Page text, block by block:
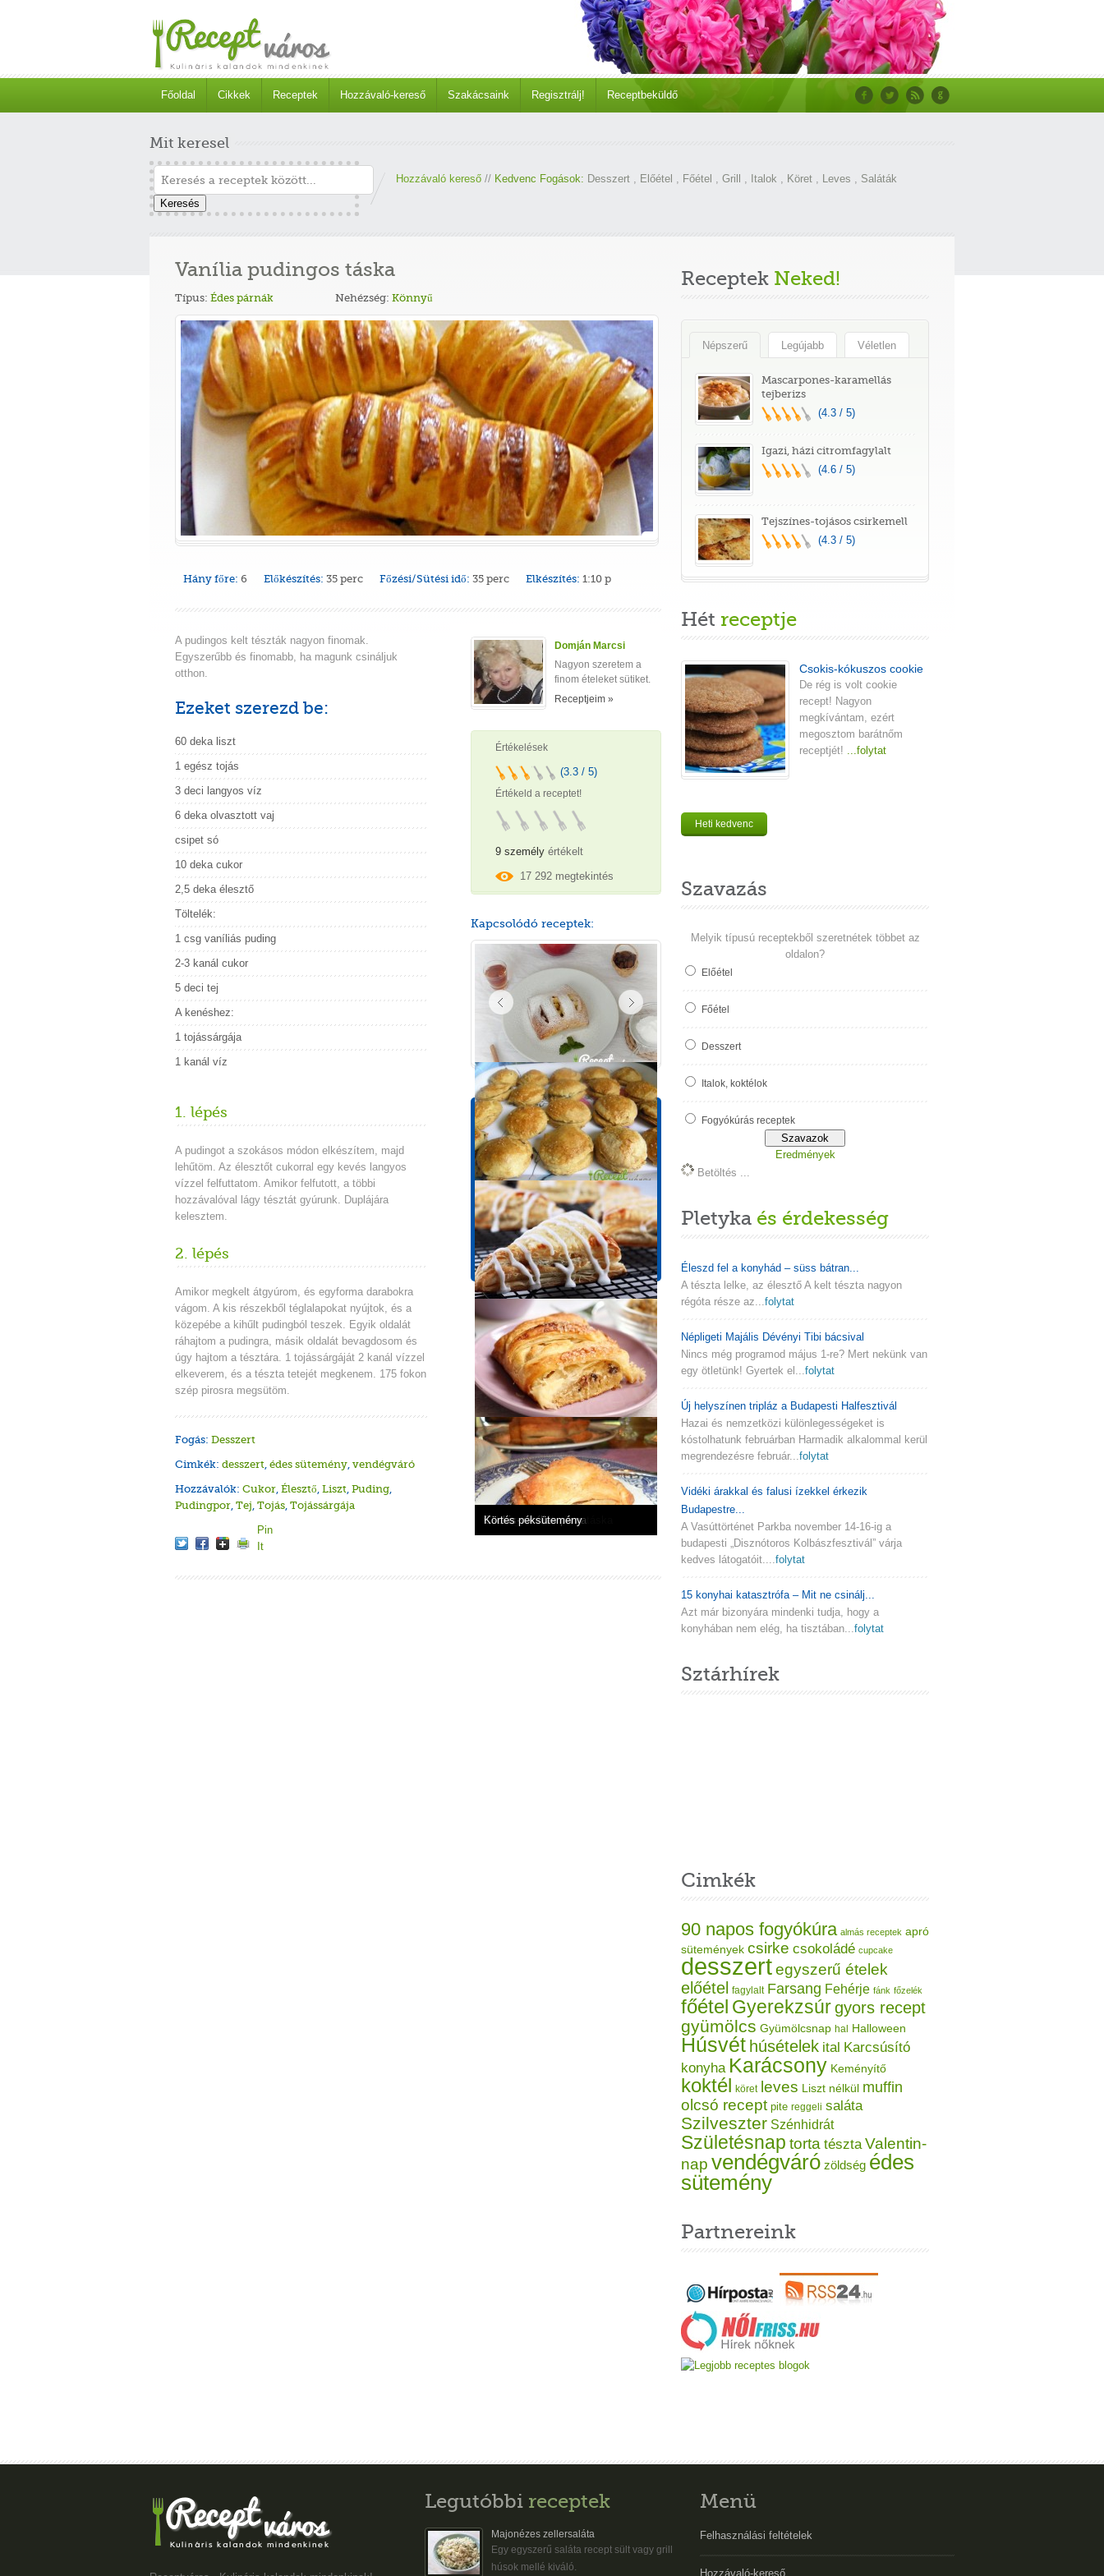
Főoldal Cikkek Receptek Hozzávaló-kereső Szakácsaink Regisztrálj! Receptbeküldő
Mit keresel
Keresés
Hozzávaló kereső // Kedvenc Fogások: Desszert , Előétel , Főétel , Grill , Italok , Köret , Leves , Saláták
Vanília pudingos táska
Típus: Édes párnák Nehézség: Könnyű
Hány főre: 6 Előkészítés: 35 perc Főzési/Sütési idő: 35 perc Elkészítés: 1:10 p
A pudingos kelt tészták nagyon finomak.
Egyszerűbb és finomabb, ha magunk csináljuk
otthon.
Ezeket szerezd be:
60 deka liszt
1 egész tojás
3 deci langyos víz
6 deka olvasztott vaj
csipet só
10 deka cukor
2,5 deka élesztő
Töltelék:
1 csg vaníliás puding
2-3 kanál cukor
5 deci tej
A kenéshez:
1 tojássárgája
1 kanál víz
1. lépés
A pudingot a szokásos módon elkészítem, majd
lehűtöm. Az élesztőt cukorral egy kevés langyos
vízzel felfuttatom. Amikor felfutott, a többi
hozzávalóval lágy tésztát gyúrunk. Duplájára
kelesztem.
2. lépés
Amikor megkelt átgyúrom, és egyforma darabokra
vágom. A kis részekből téglalapokat nyújtok, és a
közepébe a kihűlt pudingból teszek. Egyik oldalát
ráhajtom a pudingra, másik oldalát bevagdosom és
úgy hajtom a tésztára. 1 tojássárgáját 2 kanál vízzel
elkeverem, és a tészta tetejét megkenem. 175 fokon
szép pirosra megsütöm.
Fogás: Desszert
Cimkék: desszert, édes sütemény, vendégváró
Hozzávalók: Cukor, Élesztő, Liszt, Puding,
Pudingpor, Tej, Tojás, Tojássárgája
Pin
It
Domján Marcsi
Nagyon szeretem a
finom ételeket sütiket.
Receptjeim »
Értékelések
(3.3 / 5)
Értékeld a receptet!
9 személy értékelt
17 292 megtekintés
Kapcsolódó receptek:
Almás párna
Lekváros párnák
Villámgyors lekváros táska
Csokis-vaníliás párna
Körtés péksütemény
Tápérték információk
1 adagra vonatkozik!
Energia
751 kcal
Zsír
12.8g
Koleszterin
91mg
Szénhidrát
142.7g
Cukor
64.6g
Fehérje
16.2g
Receptek Neked!
Népszerű Legújabb Véletlen
Mascarpones-karamellás
tejberizs
(4.3 / 5)
Igazi, házi citromfagylalt
(4.6 / 5)
Tejszínes-tojásos csirkemell
(4.3 / 5)
Hét receptje
Csokis-kókuszos cookie
De rég is volt cookie
recept! Nagyon
megkívántam, ezért
megosztom barátnőm
receptjét! ...folytat
Heti kedvenc
Szavazás
Melyik típusú receptekből szeretnétek többet az
oldalon?
Előétel
Főétel
Desszert
Italok, koktélok
Fogyókúrás receptek
Eredmények
Betöltés ...
Pletyka és érdekesség
Éleszd fel a konyhád – süss bátran...
A tészta lelke, az élesztő A kelt tészta nagyon
régóta része az...folytat
Népligeti Majális Dévényi Tibi bácsival
Nincs még programod május 1-re? Mert nekünk van
egy ötletünk! Gyertek el...folytat
Új helyszínen tripláz a Budapesti Halfesztivál
Hazai és nemzetközi különlegességeket is
kóstolhatunk februárban Harmadik alkalommal kerül
megrendezésre február...folytat
Vidéki árakkal és falusi ízekkel érkezik
Budapestre...
A Vasúttörténet Parkba november 14-16-ig a
budapesti „Disznótoros Kolbászfesztivál” várja
kedves látogatóit....folytat
15 konyhai katasztrófa – Mit ne csinálj...
Azt már bizonyára mindenki tudja, hogy a
konyhában nem elég, ha tisztában...folytat
Sztárhírek
Cimkék
90 napos fogyókúra almás receptek apró
sütemények csirke csokoládé cupcake
desszertegyszerű ételek
előétel fagylalt Farsang Fehérje fánk főzelék
főétel Gyerekzsúrgyors recept
gyümölcs Gyümölcsnap hal Halloween
Húsvét húsételek ital Karcsúsító
konyha Karácsony Keményítő
koktél köret leves Liszt nélkül muffin
olcsó recept pite reggeli saláta
Szilveszter Szénhidrát
Születésnap torta tészta Valentin-
nap vendégváró zöldség édes
sütemény
Partnereink
Legutóbbi receptek
Majonézes zellersaláta
Egy egyszerű saláta recept sült vagy grill
húsok mellé kiváló.
Menü
Felhasználási feltételek
Hozzávaló-kereső